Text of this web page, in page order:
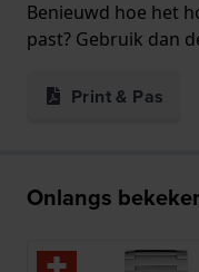
Benieuwd hoe het
past? Gebruik dan
Print & Pas
Onlangs